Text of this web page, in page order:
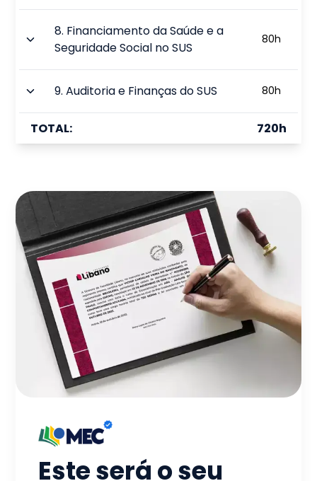
8. Financiamento da Saúde e a
Seguridade Social no SUS
80h
9.Auditoria e Finanças do SUS 80h
TOTAL: 720h
Este será o seu